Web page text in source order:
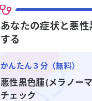
あなたの症状と悪
する
かんたん３分（無料）
悪性黒色腫(メラノー
チェック